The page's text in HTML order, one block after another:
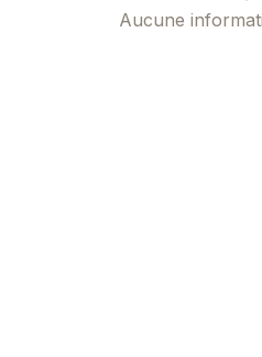
Aucune